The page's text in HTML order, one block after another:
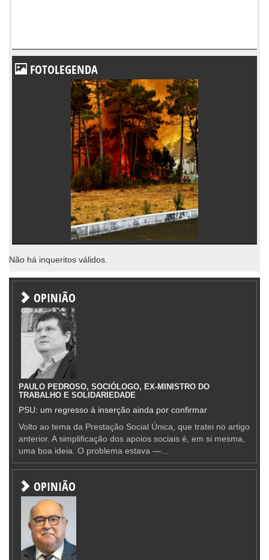
FOTOLEGENDA
Não há inqueritos válidos.
OPINIÃO
PAULO PEDROSO, SOCIÓLOGO, EX-MINISTRO DO
TRABALHO E SOLIDARIEDADE
PSU: um regresso à inserção ainda por confirmar
Volto ao tema da Prestação Social Única, que tratei no artigo
anterior. A simplificação dos apoios sociais é, em si mesma,
uma boa ideia. O problema estava —...
OPINIÃO